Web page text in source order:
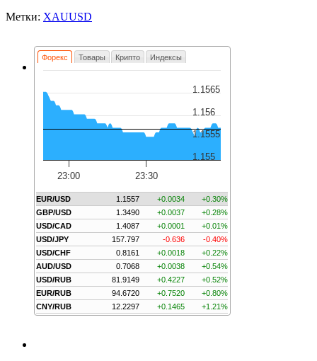
Метки: XAUUSD
Форекс Товары Крипто Индексы
23:00 23:30
1.155
1.1555
1.156
1.1565
EUR/USD 1.1557 +0.0034
+0.30%
GBP/USD
1.3490 +0.0037
+0.28%
USD/CAD
1.4087 +0.0001
+0.01%
USD/JPY
157.797 -0.636
-0.40%
USD/CHF
0.8161 +0.0018
+0.22%
AUD/USD
0.7068 +0.0038
+0.54%
USD/RUB
81.9149 +0.4227
+0.52%
EUR/RUB
94.6720 +0.7520
+0.80%
CNY/RUB
12.2297 +0.1465 +1.21%